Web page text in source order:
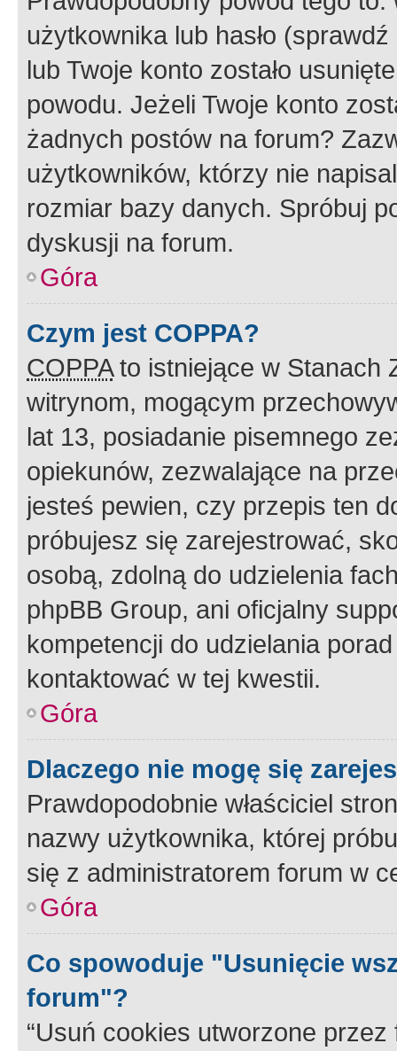
użytkownika lub hasło
lub Twoje konto zostało
powodu. Jeżeli Twoje konto
żadnych postów na forum?
użytkowników, którzy nie
rozmiar bazy danych. Spróbuj
dyskusji na forum.
Góra
Czym jest COPPA?
COPPAto istniejące w Stanach
witrynom, mogącym
lat 13, posiadanie pisemnego
opiekunów, zezwalające na
jesteś pewien, czy przepis ten
próbujesz się zarejestrować,
osobą, zdolną do udzielenia
phpBB Group, ani oficjalny
kompetencji do udzielania
kontaktować w tej kwestii.
Góra
Dlaczego nie mogę się
Prawdopodobnie właściciel
nazwy użytkownika, której
się z administratorem forum w
Góra
Co spowoduje "Usunięcie
forum"?
“Usuń cookies utworzone